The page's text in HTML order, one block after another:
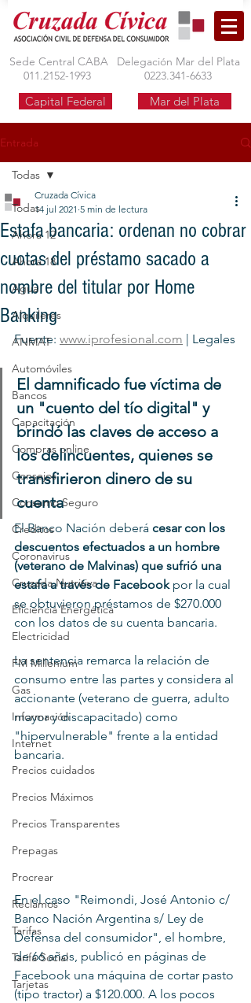
Sede Central CABA
011.2152-1993
Delegación Mar del Plata
0223.341-6633
Capital Federal Mar del Plata
Entrada
Todas
Ahora 12
Ahora 18
Agua
Alquileres
ANMAT
Automóviles
Bancos
Capacitación
Compras online
Consejos
Consumo Seguro
Creditos
Coronavirus
Cruzada Nutritiva
Eficiencia Energética
Electricidad
FM Millenium
Gas
Información
Internet
Precios cuidados
Precios Máximos
Precios Transparentes
Prepagas
Procrear
Reclamos
Tarifas
Tarifa Social
Tarjetas
Todas
Estafa bancaria: ordenan no cobrar
cuotas del préstamo sacado a
nombre del titular por Home
Banking
Cruzada Cívica
14 jul 2021 5 min de lectura
Fuente: www.iprofesional.com | Legales
El damnificado fue víctima de
un "cuento del tío digital" y
brindó las claves de acceso a
los delincuentes, quienes se
transfirieron dinero de su
cuenta
El Banco Nación deberá cesar con los
descuentos efectuados a un hombre
(veterano de Malvinas) que sufrió una
estafa a través de Facebook por la cual
se obtuvieron préstamos de $270.000
con los datos de su cuenta bancaria.
La sentencia remarca la relación de
consumo entre las partes y considera al
accionante (veterano de guerra, adulto
mayor y discapacitado) como
"hipervulnerable" frente a la entidad
bancaria.
En el caso "Reimondi, José Antonio c/
Banco Nación Argentina s/ Ley de
Defensa del consumidor", el hombre,
de 66 años, publicó en páginas de
Facebook una máquina de cortar pasto
(tipo tractor) a $120.000. A los pocos